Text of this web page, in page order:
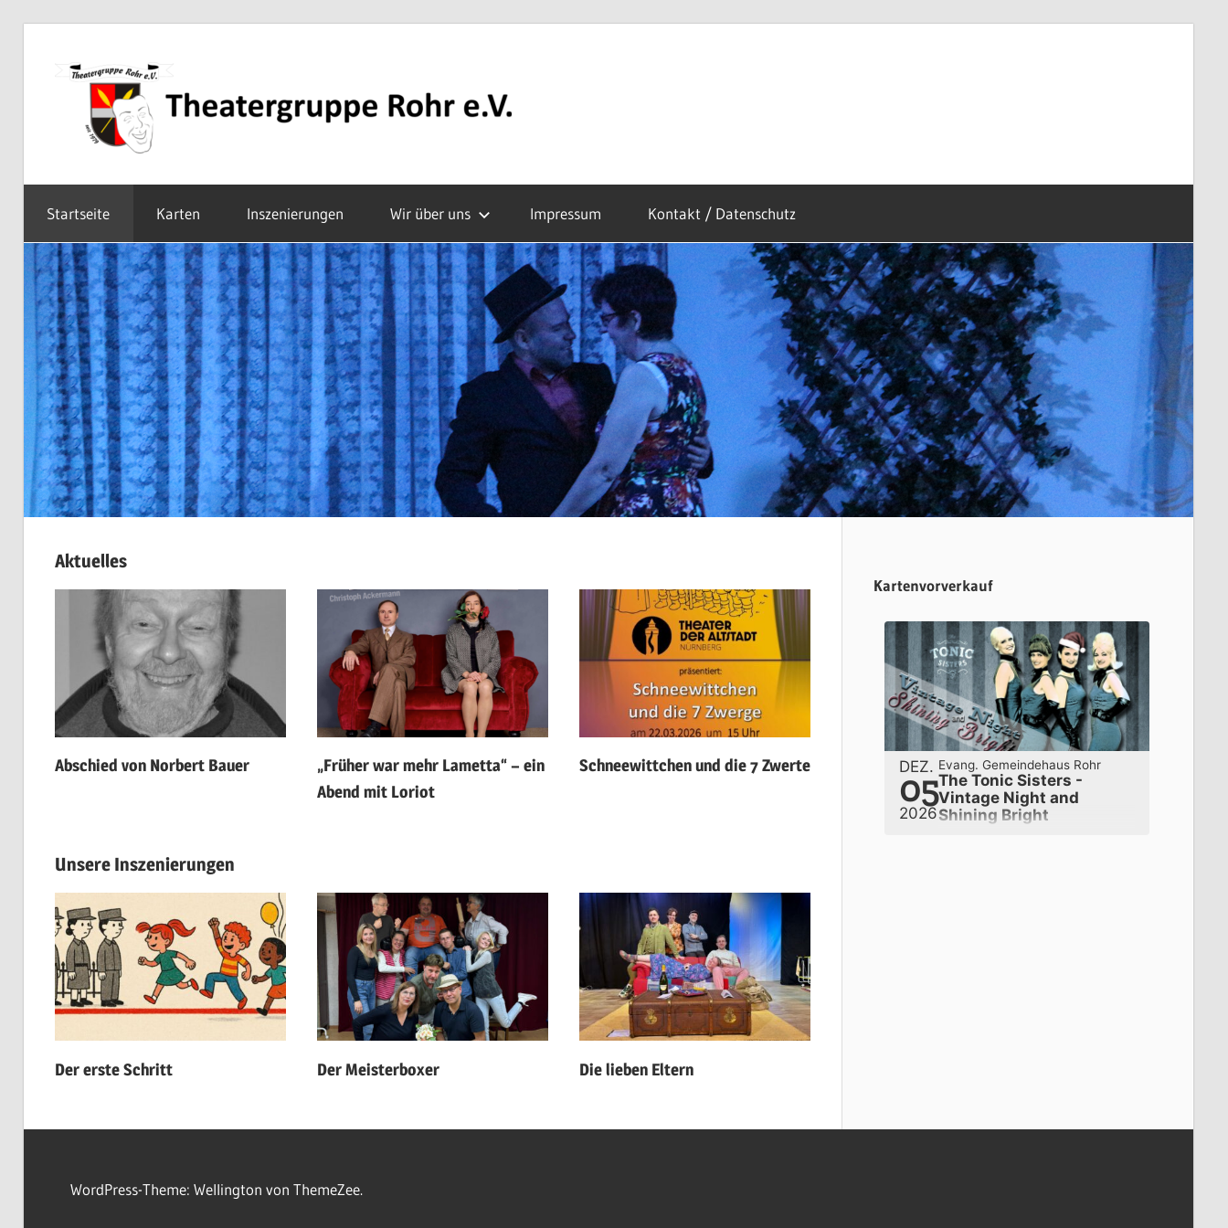
e.V.
in
Mittelfranken
Startseite Karten Inszenierungen Wir über uns Impressum Kontakt / Datenschutz
Aktuelles
Abschied von Norbert Bauer
„Früher war mehr Lametta“ – ein
Abend mit Loriot
Schneewittchen und die 7 Zwerte
Unsere Inszenierungen
Der erste Schritt Der Meisterboxer Die lieben Eltern
Kartenvorverkauf
DEZ.
05
2026
Evang. Gemeindehaus Rohr
The Tonic Sisters -
Vintage Night and
Shining Bright
WordPress-Theme: Wellington von ThemeZee.